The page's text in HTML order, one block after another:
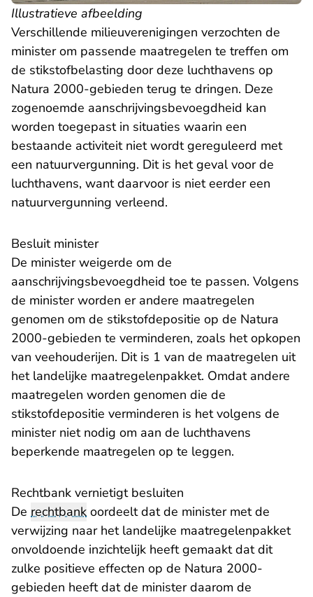
Illustratieve afbeelding
Verschillende milieuverenigingen verzochten de
minister om passende maatregelen te treffen om
de stikstofbelasting door deze luchthavens op
Natura 2000-gebieden terug te dringen. Deze
zogenoemde aanschrijvingsbevoegdheid kan
worden toegepast in situaties waarin een
bestaande activiteit niet wordt gereguleerd met
een natuurvergunning. Dit is het geval voor de
luchthavens, want daarvoor is niet eerder een
natuurvergunning verleend.
Besluit minister
De minister weigerde om de
aanschrijvingsbevoegdheid toe te passen. Volgens
de minister worden er andere maatregelen
genomen om de stikstofdepositie op de Natura
2000-gebieden te verminderen, zoals het opkopen
van veehouderijen. Dit is 1 van de maatregelen uit
het landelijke maatregelenpakket. Omdat andere
maatregelen worden genomen die de
stikstofdepositie verminderen is het volgens de
minister niet nodig om aan de luchthavens
beperkende maatregelen op te leggen.
Rechtbank vernietigt besluiten
De rechtbank oordeelt dat de minister met de
verwijzing naar het landelijke maatregelenpakket
onvoldoende inzichtelijk heeft gemaakt dat dit
zulke positieve effecten op de Natura 2000-
gebieden heeft dat de minister daarom de